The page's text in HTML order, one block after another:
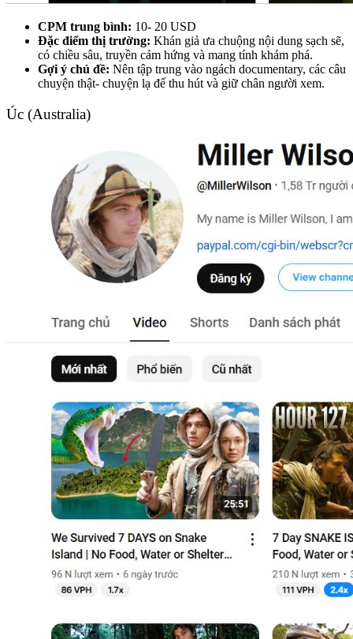
CPM trung bình: 10- 20 USD
Đặc điểm thị trường: Khán giả ưa chuộng nội dung sạch sẽ,
có chiều sâu, truyền cảm hứng và mang tính khám phá.
Gợi ý chủ đề: Nên tập trung vào ngách documentary, các câu
chuyện thật- chuyện lạ để thu hút và giữ chân người xem.
Úc (Australia)